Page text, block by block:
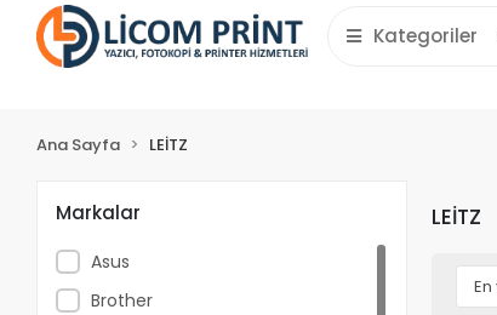
Kategoriler
Ana Sayfa LEİTZ
Markalar
Asus
Brother
LEİTZ